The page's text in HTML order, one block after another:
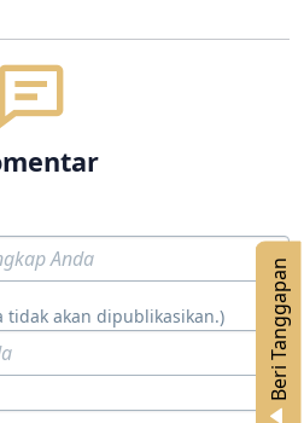
tidak akan dipublikasikan.) n